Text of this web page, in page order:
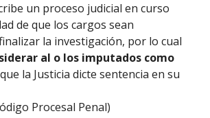
un proceso judicial en curso
de que los cargos sean
la investigación, por lo cual
al o los imputados como
la Justicia dicte sentencia en su
Procesal Penal)